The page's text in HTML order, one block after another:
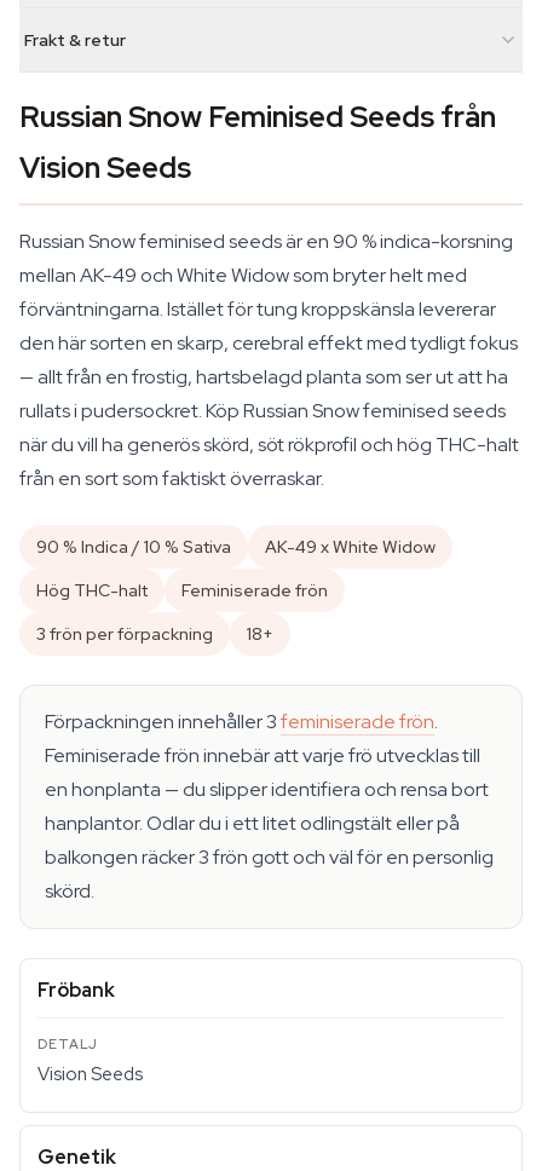
Frakt & retur
Russian Snow Feminised Seeds från
Vision Seeds
Russian Snow feminised seeds är en 90 % indica-korsning
mellan AK-49 och White Widow som bryter helt med
förväntningarna. Istället för tung kroppskänsla levererar
den här sorten en skarp, cerebral effekt med tydligt fokus
— allt från en frostig, hartsbelagd planta som ser ut att ha
rullats i pudersockret. Köp Russian Snow feminised seeds
när du vill ha generös skörd, söt rökprofil och hög THC-halt
från en sort som faktiskt överraskar.
90 % Indica / 10 % Sativa
AK-49 x White Widow
Hög THC-halt
Feminiserade frön
3 frön per förpackning
18+
Förpackningen innehåller 3feminiserade frön.
Feminiserade frön innebär att varje frö utvecklas till
en honplanta — du slipper identifiera och rensa bort
hanplantor. Odlar du i ett litet odlingstält eller på
balkongen räcker 3 frön gott och väl för en personlig
skörd.
Fröbank
Vision Seeds
Genetik